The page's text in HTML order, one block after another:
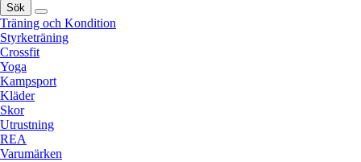
Sök
Träning och Kondition
Styrketräning
Crossfit
Yoga
Kampsport
Kläder
Skor
Utrustning
REA
Varumärken